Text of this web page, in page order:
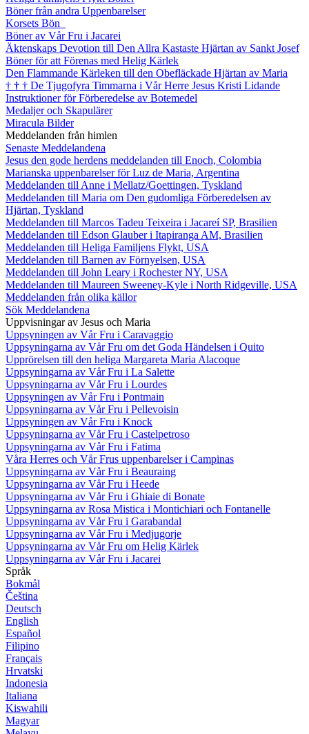
Böner från andra Uppenbarelser
Korsets Bön
Böner av Vår Fru i Jacarei
Äktenskaps Devotion till Den Allra Kastaste Hjärtan av Sankt Josef
Böner för att Förenas med Helig Kärlek
Den Flammande Kärleken till den Obefläckade Hjärtan av Maria
† † † De Tjugofyra Timmarna i Vår Herre Jesus Kristi Lidande
Instruktioner för Förberedelse av Botemedel
Medaljer och Skapulärer
Miracula Bilder
Meddelanden från himlen
Senaste Meddelandena
Jesus den gode herdens meddelanden till Enoch, Colombia
Marianska uppenbarelser för Luz de Maria, Argentina
Meddelanden till Anne i Mellatz/Goettingen, Tyskland
Meddelanden till Maria om Den gudomliga Förberedelsen av
Hjärtan, Tyskland
Meddelanden till Marcos Tadeu Teixeira i Jacareí SP, Brasilien
Meddelanden till Edson Glauber i Itapiranga AM, Brasilien
Meddelanden till Heliga Familjens Flykt, USA
Meddelanden till Barnen av Förnyelsen, USA
Meddelanden till John Leary i Rochester NY, USA
Meddelanden till Maureen Sweeney-Kyle i North Ridgeville, USA
Meddelanden från olika källor
Sök Meddelandena
Uppvisningar av Jesus och Maria
Uppsyningen av Vår Fru i Caravaggio
Uppsyningarna av Vår Fru om det Goda Händelsen i Quito
Upprörelsen till den heliga Margareta Maria Alacoque
Uppsyningarna av Vår Fru i La Salette
Uppsyningarna av Vår Fru i Lourdes
Uppsyningen av Vår Fru i Pontmain
Uppsyningarna av Vår Fru i Pellevoisin
Uppsyningen av Vår Fru i Knock
Uppsyningarna av Vår Fru i Castelpetroso
Uppsyningarna av Vår Fru i Fatima
Våra Herres och Vår Frus uppenbarelser i Campinas
Uppsyningarna av Vår Fru i Beauraing
Uppsyningarna av Vår Fru i Heede
Uppsyningarna av Vår Fru i Ghiaie di Bonate
Uppsyningarna av Rosa Mistica i Montichiari och Fontanelle
Uppsyningarna av Vår Fru i Garabandal
Uppsyningarna av Vår Fru i Medjugorje
Uppsyningarna av Vår Fru om Helig Kärlek
Uppsyningarna av Vår Fru i Jacarei
Språk
Bokmål
Čeština
Deutsch
English
Español
Filipino
Français
Hrvatski
Indonesia
Italiana
Kiswahili
Magyar